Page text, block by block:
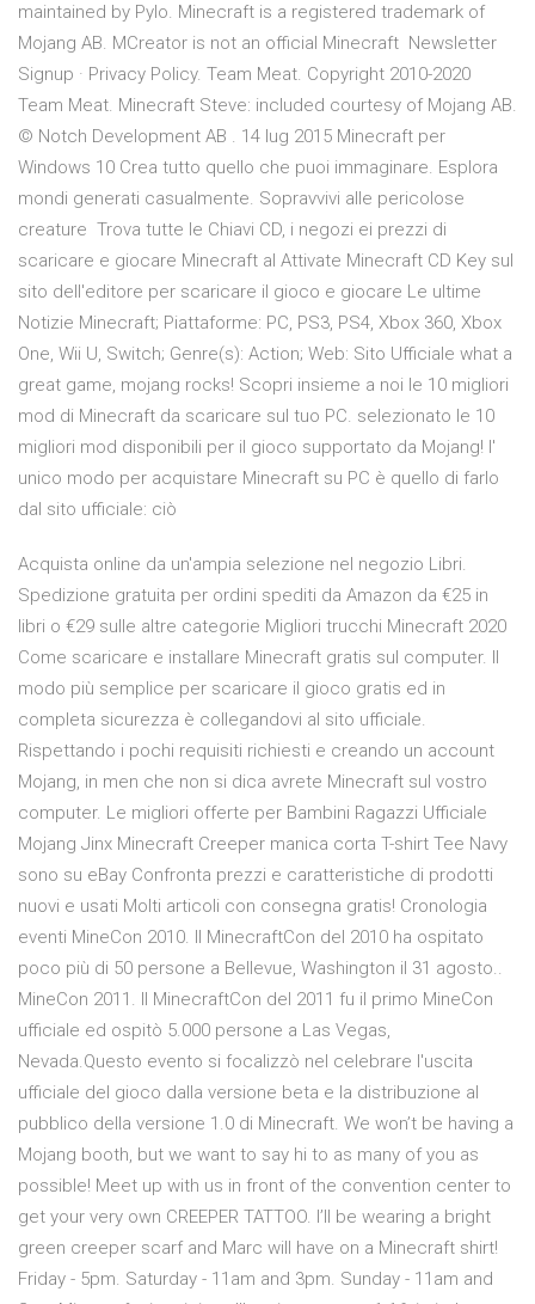
maintained by Pylo. Minecraft is a registered trademark of
Mojang AB. MCreator is not an official Minecraft Newsletter
Signup · Privacy Policy. Team Meat. Copyright 2010-2020
Team Meat. Minecraft Steve: included courtesy of Mojang AB.
© Notch Development AB . 14 lug 2015 Minecraft per
Windows 10 Crea tutto quello che puoi immaginare. Esplora
mondi generati casualmente. Sopravvivi alle pericolose
creature Trova tutte le Chiavi CD, i negozi ei prezzi di
scaricare e giocare Minecraft al Attivate Minecraft CD Key sul
sito dell'editore per scaricare il gioco e giocare Le ultime
Notizie Minecraft; Piattaforme: PC, PS3, PS4, Xbox 360, Xbox
One, Wii U, Switch; Genre(s): Action; Web: Sito Ufficiale what a
great game, mojang rocks! Scopri insieme a noi le 10 migliori
mod di Minecraft da scaricare sul tuo PC. selezionato le 10
migliori mod disponibili per il gioco supportato da Mojang! l'
unico modo per acquistare Minecraft su PC è quello di farlo
dal sito ufficiale: ciò
Acquista online da un'ampia selezione nel negozio Libri.
Spedizione gratuita per ordini spediti da Amazon da €25 in
libri o €29 sulle altre categorie Migliori trucchi Minecraft 2020
Come scaricare e installare Minecraft gratis sul computer. Il
modo più semplice per scaricare il gioco gratis ed in
completa sicurezza è collegandovi al sito ufficiale.
Rispettando i pochi requisiti richiesti e creando un account
Mojang, in men che non si dica avrete Minecraft sul vostro
computer. Le migliori offerte per Bambini Ragazzi Ufficiale
Mojang Jinx Minecraft Creeper manica corta T-shirt Tee Navy
sono su eBay Confronta prezzi e caratteristiche di prodotti
nuovi e usati Molti articoli con consegna gratis! Cronologia
eventi MineCon 2010. Il MinecraftCon del 2010 ha ospitato
poco più di 50 persone a Bellevue, Washington il 31 agosto..
MineCon 2011. Il MinecraftCon del 2011 fu il primo MineCon
ufficiale ed ospitò 5.000 persone a Las Vegas,
Nevada.Questo evento si focalizzò nel celebrare l'uscita
ufficiale del gioco dalla versione beta e la distribuzione al
pubblico della versione 1.0 di Minecraft. We won’t be having a
Mojang booth, but we want to say hi to as many of you as
possible! Meet up with us in front of the convention center to
get your very own CREEPER TATTOO. I’ll be wearing a bright
green creeper scarf and Marc will have on a Minecraft shirt!
Friday - 5pm. Saturday - 11am and 3pm. Sunday - 11am and